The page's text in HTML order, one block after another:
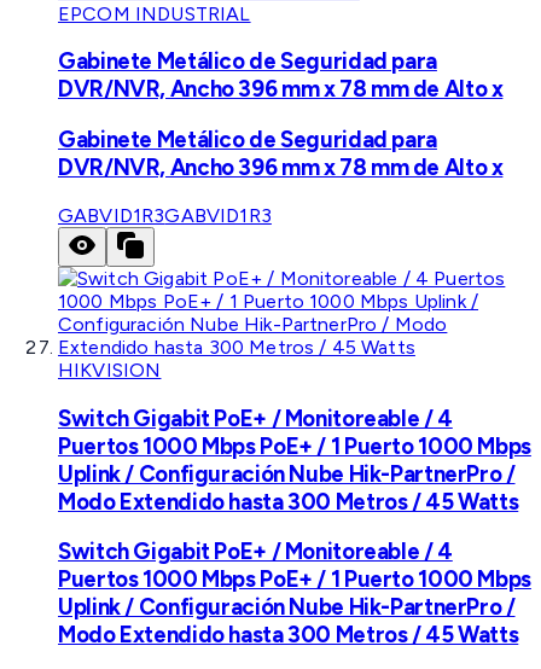
EPCOM INDUSTRIAL
Gabinete Metálico de Seguridad para
DVR/NVR, Ancho 396 mm x 78 mm de Alto x
Gabinete Metálico de Seguridad para
DVR/NVR, Ancho 396 mm x 78 mm de Alto x
GABVID1R3GABVID1R3
HIKVISION
Switch Gigabit PoE+ / Monitoreable / 4
Puertos 1000 Mbps PoE+ / 1 Puerto 1000 Mbps
Uplink / Configuración Nube Hik-PartnerPro /
Modo Extendido hasta 300 Metros / 45 Watts
Switch Gigabit PoE+ / Monitoreable / 4
Puertos 1000 Mbps PoE+ / 1 Puerto 1000 Mbps
Uplink / Configuración Nube Hik-PartnerPro /
Modo Extendido hasta 300 Metros / 45 Watts